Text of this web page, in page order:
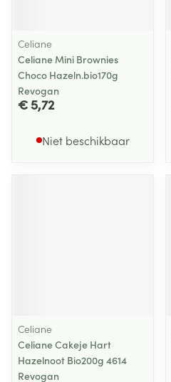
Celiane
Celiane Mini Brownies
Choco Hazeln.bio170g
Revogan
€ 5,72
Niet beschikbaar
Celiane
Celiane Cakeje Hart
Hazelnoot Bio200g 4614
Revogan